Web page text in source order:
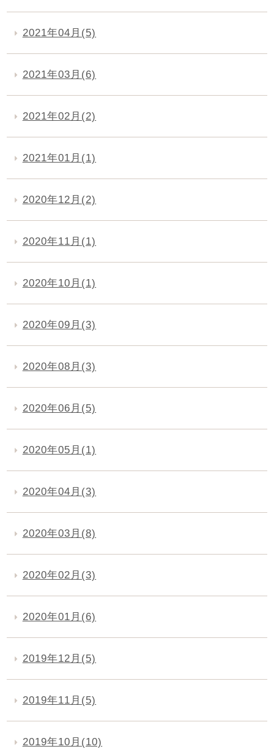
2021年04月(5)
2021年03月(6)
2021年02月(2)
2021年01月(1)
2020年12月(2)
2020年11月(1)
2020年10月(1)
2020年09月(3)
2020年08月(3)
2020年06月(5)
2020年05月(1)
2020年04月(3)
2020年03月(8)
2020年02月(3)
2020年01月(6)
2019年12月(5)
2019年11月(5)
2019年10月(10)